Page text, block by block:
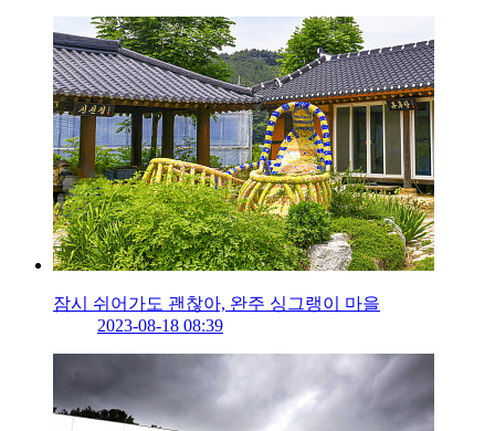
잠시 쉬어가도 괜찮아, 완주 싱그랭이 마을
2023-08-18 08:39